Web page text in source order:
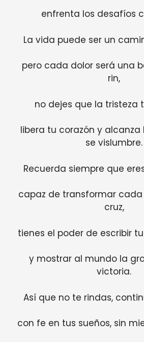
enfrenta los desafíos
La vida puede ser un
pero cada dolor será una
rin,
no dejes que la tristeza
libera tu corazón y
se vislumbre.
Recuerda siempre que
capaz de transformar
cruz,
tienes el poder de escribir
y mostrar al mundo la
victoria.
Así que no te rindas,
con fe en tus sueños, sin